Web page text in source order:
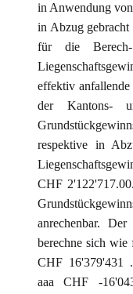
in Anwendung
in Abzug
für die
effektiv
der Kantons-
respektive in
CHF
anrechenbar.
berechne sich
CHF 16'379'431
aaa CHF -